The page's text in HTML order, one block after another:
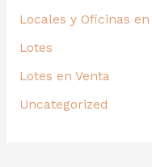
Locales y Oficinas en
Lotes
Lotes en Venta
Uncategorized